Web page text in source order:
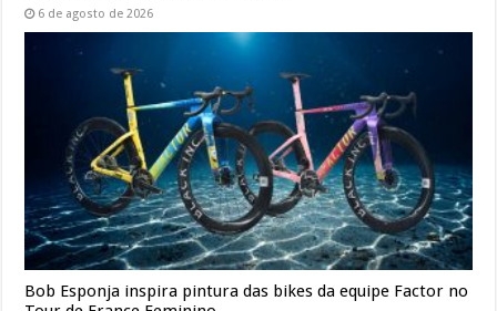
6 de agosto de 2026
Bob Esponja inspira pintura das bikes da equipe Factor no